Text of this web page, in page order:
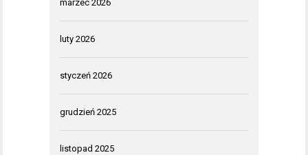
marzec 2026
luty 2026
styczeń 2026
grudzień 2025
listopad 2025